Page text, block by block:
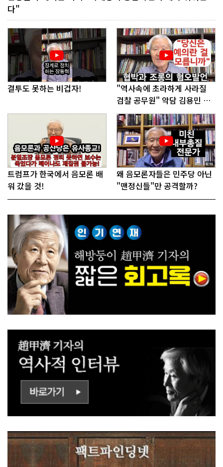
다"
결투도 못하는 비겁자!
"역사속에 초라하게 사라질
검찰 공무원" 악담 김용민 의
원에게!
트럼프가 한국에서 음모론 배
워 갔을 것!
왜 음모론자들은 민주당 아닌
"맨정신들"만 공격할까?